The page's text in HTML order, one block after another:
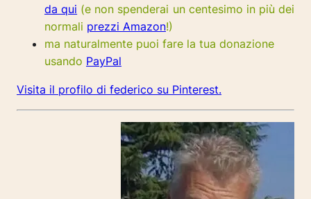
da qui (e non spenderai un centesimo in più dei
normali prezzi Amazon!)
ma naturalmente puoi fare la tua donazione
usando PayPal
Visita il profilo di federico su Pinterest.